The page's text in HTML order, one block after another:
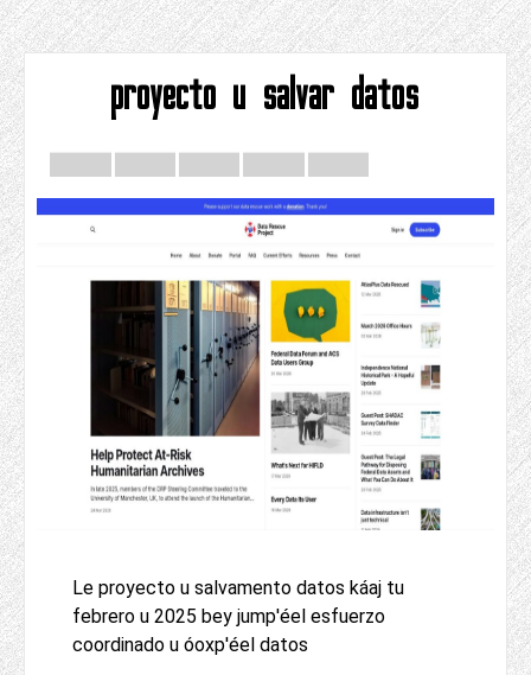
proyecto u salvar datos
Le proyecto u salvamento datos káaj tu
febrero u 2025 bey jump'éel esfuerzo
coordinado u óoxp'éel datos